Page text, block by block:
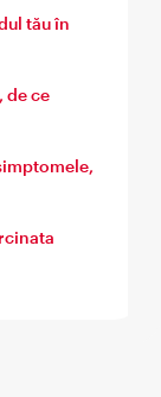
tău în
de ce